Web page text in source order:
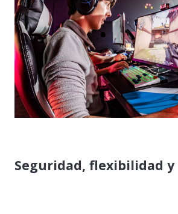
Seguridad, flexibilidad y